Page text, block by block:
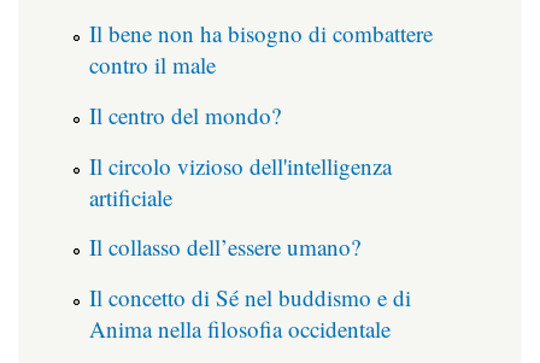
Il bene non ha bisogno di combattere
contro il male
Il centro del mondo?
Il circolo vizioso dell'intelligenza
artificiale
Il collasso dell’essere umano?
Il concetto di Sé nel buddismo e di
Anima nella filosofia occidentale